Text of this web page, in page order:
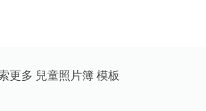
更多 兒童照片簿 模板